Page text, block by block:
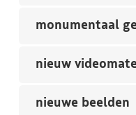
monumentaal
nieuw
nieuwe beelden